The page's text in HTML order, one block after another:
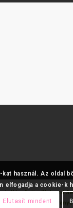
Készítette: Web and
Karikagyűrű
kat használ. Az oldal
elfogadja a cookie-k
Elutasít mindent